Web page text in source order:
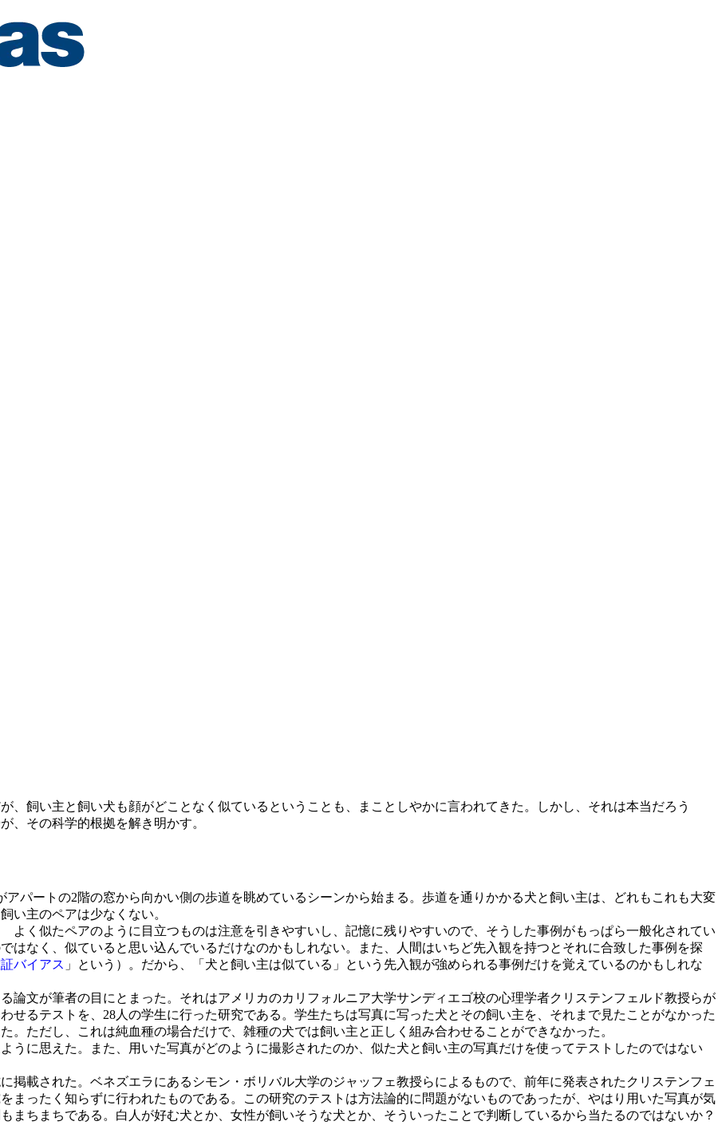
、飼い主と飼い犬も顔がどことなく似ているということも、まことしやかに言われてきた。しかし、それは本当だろう
その科学的根拠を解き明かす。
パートの2階の窓から向かい側の歩道を眺めているシーンから始まる。歩道を通りかかる犬と飼い主は、どれもこれも大変
い主のペアは少なくない。
く似たペアのように目立つものは注意を引きやすいし、記憶に残りやすいので、そうした事例がもっぱら一般化されてい
はなく、似ていると思い込んでいるだけなのかもしれない。また、人間はいちど先入観を持つとそれに合致した事例を探
バイアス 」という）。だから、「犬と飼い主は似ている」という先入観が強められる事例だけを覚えているのかもしれな
論文が筆者の目にとまった。それはアメリカのカリフォルニア大学サンディエゴ校の心理学者クリステンフェルド教授らが
せるテストを、28人の学生に行った研究である。学生たちは写真に写った犬とその飼い主を、それまで見たことがなかった
。ただし、これは純血種の場合だけで、雑種の犬では飼い主と正しく組み合わせることができなかった。
に思えた。また、用いた写真がどのように撮影されたのか、似た犬と飼い主の写真だけを使ってテストしたのではない
載された。ベネズエラにあるシモン・ボリバル大学のジャッフェ教授らによるもので、前年に発表されたクリステンフェ
まったく知らずに行われたものである。この研究のテストは方法論的に問題がないものであったが、やはり用いた写真が気
まちまちである。白人が好む犬とか、女性が飼いそうな犬とか、そういったことで判断しているから当たるのではないか？